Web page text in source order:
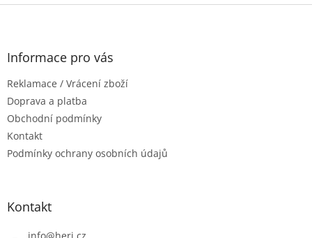
Z
Informace pro vás
Reklamace / Vrácení zboží
Doprava a platba
Obchodní podmínky
Kontakt
Podmínky ochrany osobních údajů
Kontakt